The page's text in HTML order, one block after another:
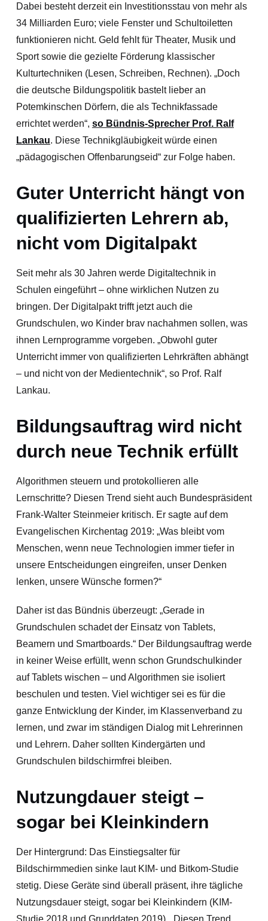
Dabei besteht derzeit ein Investitionsstau von mehr als
34 Milliarden Euro; viele Fenster und Schultoiletten
funktionieren nicht. Geld fehlt für Theater, Musik und
Sport sowie die gezielte Förderung klassischer
Kulturtechniken (Lesen, Schreiben, Rechnen). „Doch
die deutsche Bildungspolitik bastelt lieber an
Potemkinschen Dörfern, die als Technikfassade
errichtet werden“, so Bündnis-Sprecher Prof. Ralf
Lankau. Diese Technikgläubigkeit würde einen
„pädagogischen Offenbarungseid“ zur Folge haben.
Guter Unterricht hängt von
qualifizierten Lehrern ab,
nicht vom Digitalpakt
Seit mehr als 30 Jahren werde Digitaltechnik in
Schulen eingeführt – ohne wirklichen Nutzen zu
bringen. Der Digitalpakt trifft jetzt auch die
Grundschulen, wo Kinder brav nachahmen sollen, was
ihnen Lernprogramme vorgeben. „Obwohl guter
Unterricht immer von qualifizierten Lehrkräften abhängt
– und nicht von der Medientechnik“, so Prof. Ralf
Lankau.
Bildungsauftrag wird nicht
durch neue Technik erfüllt
Algorithmen steuern und protokollieren alle
Lernschritte? Diesen Trend sieht auch Bundespräsident
Frank-Walter Steinmeier kritisch. Er sagte auf dem
Evangelischen Kirchentag 2019: „Was bleibt vom
Menschen, wenn neue Technologien immer tiefer in
unsere Entscheidungen eingreifen, unser Denken
lenken, unsere Wünsche formen?“
Daher ist das Bündnis überzeugt: „Gerade in
Grundschulen schadet der Einsatz von Tablets,
Beamern und Smartboards.“ Der Bildungsauftrag werde
in keiner Weise erfüllt, wenn schon Grundschulkinder
auf Tablets wischen – und Algorithmen sie isoliert
beschulen und testen. Viel wichtiger sei es für die
ganze Entwicklung der Kinder, im Klassenverband zu
lernen, und zwar im ständigen Dialog mit Lehrerinnen
und Lehrern. Daher sollten Kindergärten und
Grundschulen bildschirmfrei bleiben.
Nutzungdauer steigt –
sogar bei Kleinkindern
Der Hintergrund: Das Einstiegsalter für
Bildschirmmedien sinke laut KIM- und Bitkom-Studie
stetig. Diese Geräte sind überall präsent, ihre tägliche
Nutzungsdauer steigt, sogar bei Kleinkindern (KIM-
Studie 2018 und Grunddaten 2019). „Diesen Trend